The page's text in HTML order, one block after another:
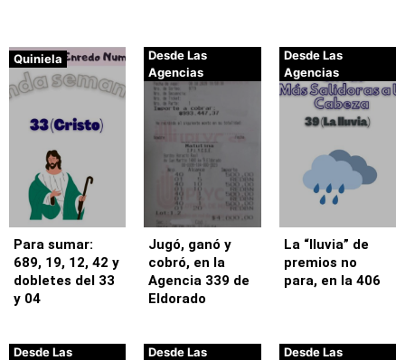
Quiniela
Para sumar:
689, 19, 12, 42 y
dobletes del 33
y 04
Desde Las
Agencias
Jugó, ganó y
cobró, en la
Agencia 339 de
Eldorado
Desde Las
Agencias
La “lluvia” de
premios no
para, en la 406
Desde Las
Desde Las
Desde Las